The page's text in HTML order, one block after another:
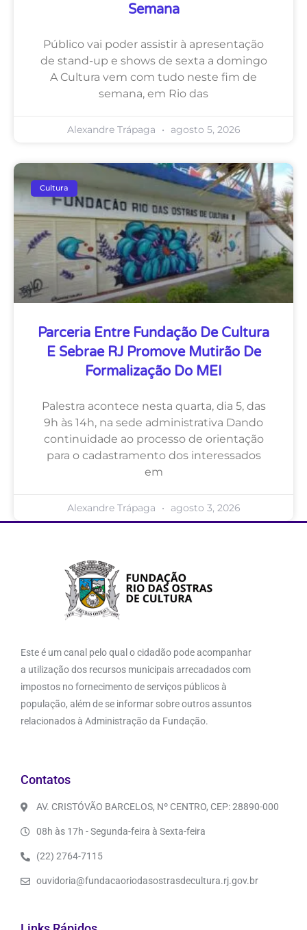
Semana
Público vai poder assistir à apresentação
de stand-up e shows de sexta a domingo
A Cultura vem com tudo neste fim de
semana, em Rio das
Alexandre Trápaga agosto 5, 2026
Cultura
Parceria Entre Fundação De Cultura
E Sebrae RJ Promove Mutirão De
Formalização Do MEI
Palestra acontece nesta quarta, dia 5, das
9h às 14h, na sede administrativa Dando
continuidade ao processo de orientação
para o cadastramento dos interessados
em
Alexandre Trápaga agosto 3, 2026
Este é um canal pelo qual o cidadão pode acompanhar
a utilização dos recursos municipais arrecadados com
impostos no fornecimento de serviços públicos à
população, além de se informar sobre outros assuntos
relacionados à Administração da Fundação.
Contatos
AV. CRISTÓVÃO BARCELOS, Nº CENTRO, CEP: 28890-000
08h às 17h - Segunda-feira à Sexta-feira
(22) 2764-7115
ouvidoria@fundacaoriodasostrasdecultura.rj.gov.br